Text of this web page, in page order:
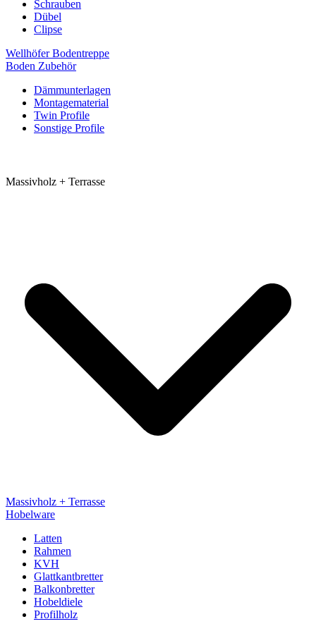
Schrauben
Dübel
Clipse
Wellhöfer Bodentreppe
Boden Zubehör
Dämmunterlagen
Montagematerial
Twin Profile
Sonstige Profile
Massivholz + Terrasse
Massivholz + Terrasse
Hobelware
Latten
Rahmen
KVH
Glattkantbretter
Balkonbretter
Hobeldiele
Profilholz